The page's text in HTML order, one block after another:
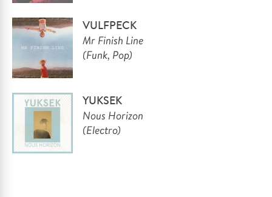
VULFPECK
Mr Finish Line
(Funk, Pop)
YUKSEK
Nous Horizon
(Electro)